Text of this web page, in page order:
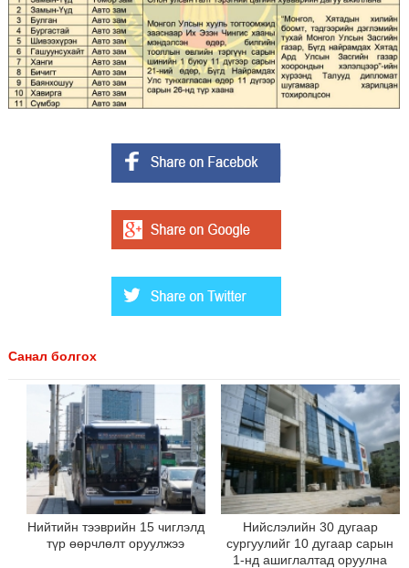
Санал болгох
Нийтийн тээврийн 15 чиглэлд
түр өөрчлөлт оруулжээ
Нийслэлийн 30 дугаар
сургуулийг 10 дугаар сарын
1-нд ашиглалтад оруулна